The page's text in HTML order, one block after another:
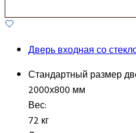
Дверь входная со
Стандартный размер
2000х800 мм
Вес:
72 кг